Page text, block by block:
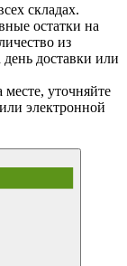
складах.
остатки на
из
доставки или
уточняйте
электронной